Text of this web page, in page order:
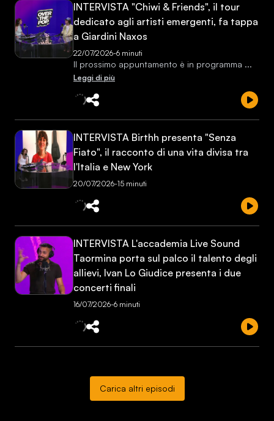
INTERVISTA "Chiwi & Friends", il tour
dedicato agli artisti emergenti, fa tappa
a Giardini Naxos
22/07/2026-6 minuti
Il prossimo appuntamento è in programma ...
Leggi di più
INTERVISTA Birthh presenta "Senza
Fiato", il racconto di una vita divisa tra
l'Italia e New York
20/07/2026-15 minuti
INTERVISTA L'accademia Live Sound
Taormina porta sul palco il talento degli
allievi, Ivan Lo Giudice presenta i due
concerti finali
16/07/2026-6 minuti
Carica altri episodi